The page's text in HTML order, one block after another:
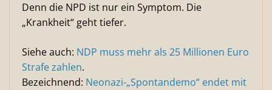
Denn die NPD ist nur ein Symptom. Die
„Krankheit“ geht tiefer.
Siehe auch: NDP muss mehr als 25 Millionen Euro
Strafe zahlen.
Bezeichnend: Neonazi-„Spontandemo“ endet mit